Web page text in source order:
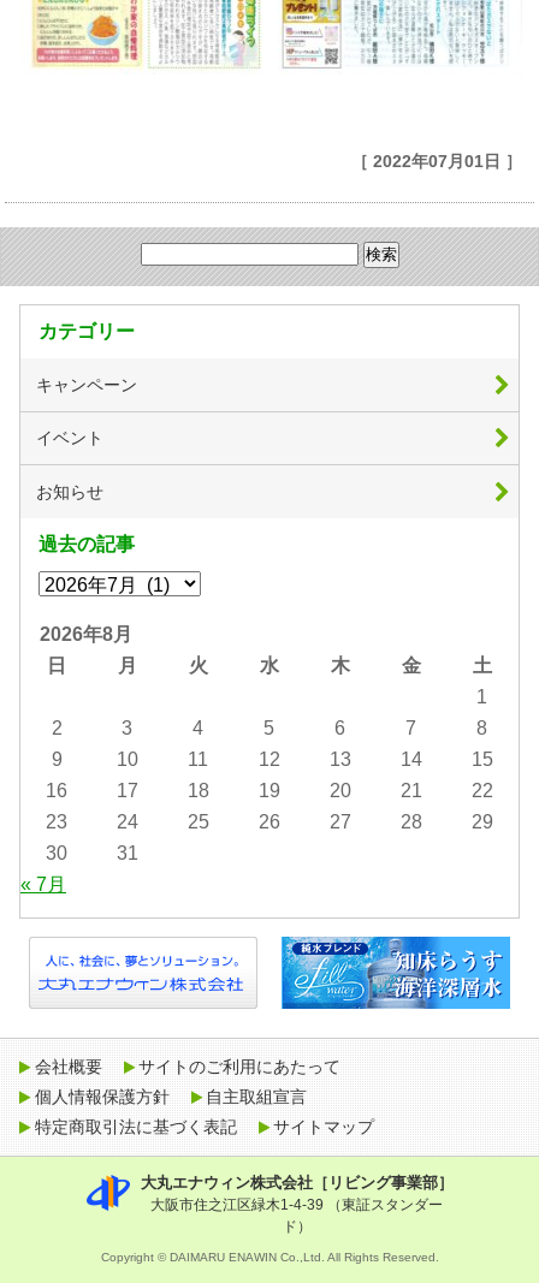
［ 2022年07月01日 ］
カテゴリー
キャンペーン
イベント
お知らせ
過去の記事
2026年8月
日
月 火 水 木 金
土
1
2
3 4 5 6 7
8
9
10 11 12 13 14
15
16
17 18 19 20 21
22
23
24 25 26 27 28
29
30
31
« 7月
会社概要
サイトのご利用にあたって
個人情報保護方針
自主取組宣言
特定商取引法に基づく表記
サイトマップ
大丸エナウィン株式会社［リビング事業部］
大阪市住之江区緑木1-4-39 （東証スタンダー
ド）
Copyright © DAIMARU ENAWIN Co.,Ltd. All Rights Reserved.